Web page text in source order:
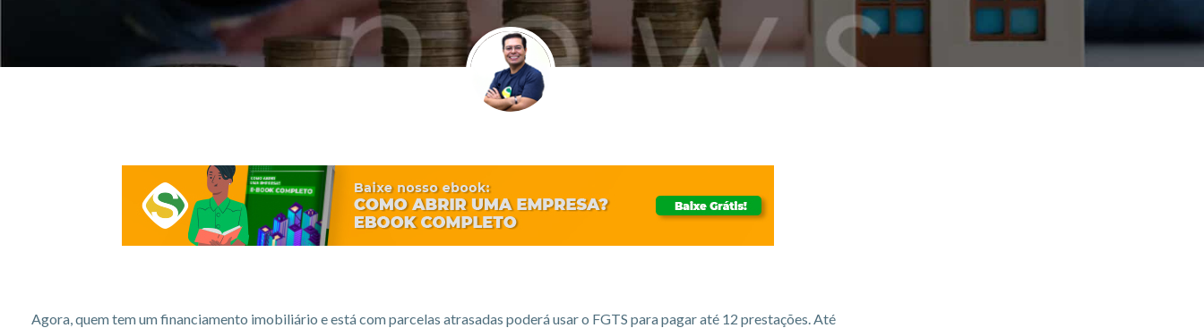
Agora, quem tem um financiamento imobiliário e está com parcelas atrasadas poderá usar o FGTS para pagar até 12 prestações. Até